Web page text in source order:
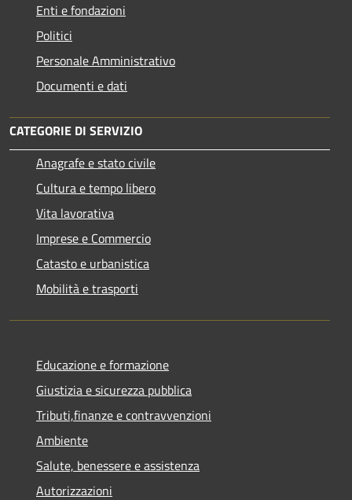
Enti e fondazioni
Politici
Personale Amministrativo
Documenti e dati
CATEGORIE DI SERVIZIO
Anagrafe e stato civile
Cultura e tempo libero
Vita lavorativa
Imprese e Commercio
Catasto e urbanistica
Mobilità e trasporti
Educazione e formazione
Giustizia e sicurezza pubblica
Tributi,finanze e contravvenzioni
Ambiente
Salute, benessere e assistenza
Autorizzazioni